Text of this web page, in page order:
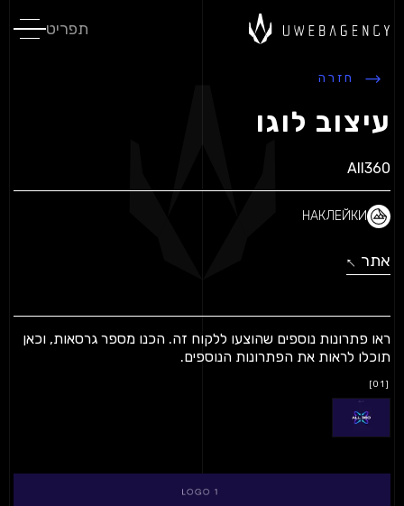
תפריט
חזרה
עיצוב לוגו
All360
НАКЛЕЙКИ
אתר ↓
↓
ראו פתרונות נוספים שהוצעו ללקוח זה. הכנו מספר גרסאות, וכאן
תוכלו לראות את הפתרונות הנוספים.
[01]